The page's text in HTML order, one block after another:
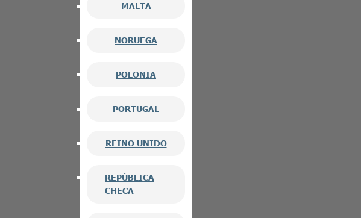
MALTA
NORUEGA
POLONIA
PORTUGAL
REINO UNIDO
REPÚBLICA
CHECA